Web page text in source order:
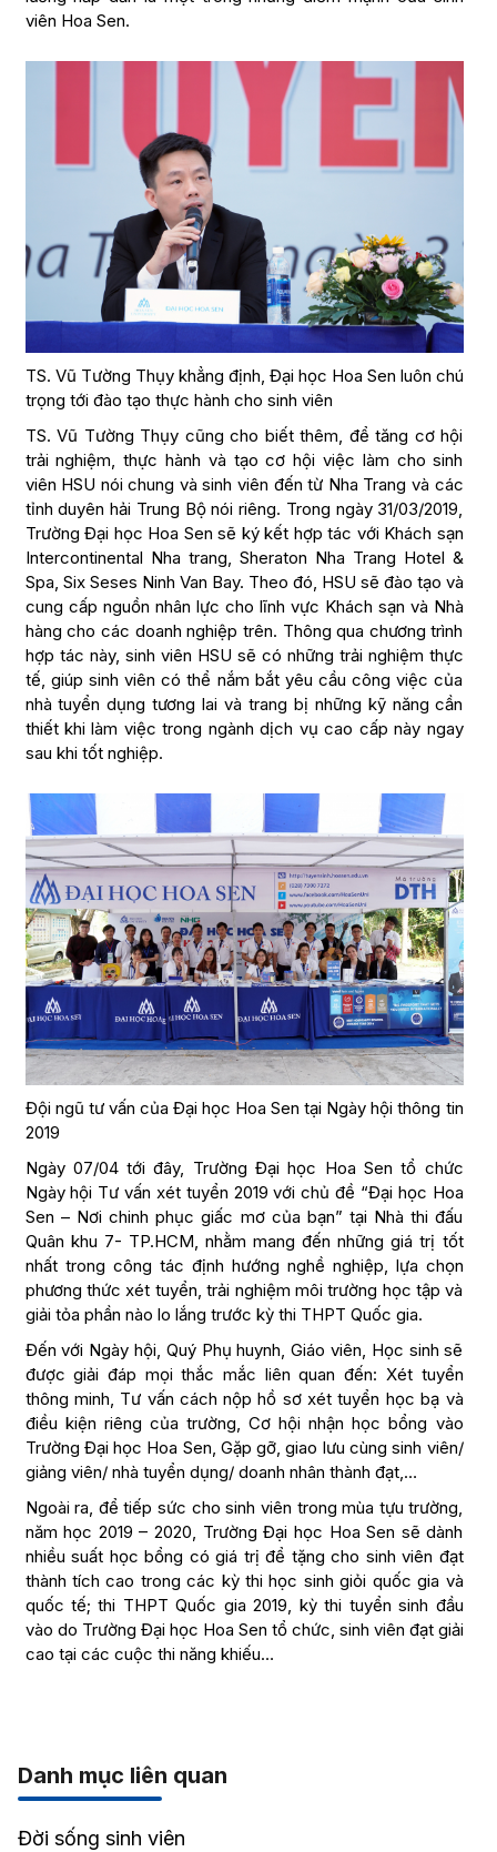
viên Hoa Sen.
TS. Vũ Tường Thụy khẳng định, Đại học Hoa Sen luôn chú
trọng tới đào tạo thực hành cho sinh viên
TS. Vũ Tường Thụy cũng cho biết thêm, để tăng cơ hội
trải nghiệm, thực hành và tạo cơ hội việc làm cho sinh
viên HSU nói chung và sinh viên đến từ Nha Trang và các
tỉnh duyên hải Trung Bộ nói riêng. Trong ngày 31/03/2019,
Trường Đại học Hoa Sen sẽ ký kết hợp tác với Khách sạn
Intercontinental Nha trang, Sheraton Nha Trang Hotel &
Spa, Six Seses Ninh Van Bay. Theo đó, HSU sẽ đào tạo và
cung cấp nguồn nhân lực cho lĩnh vực Khách sạn và Nhà
hàng cho các doanh nghiệp trên. Thông qua chương trình
hợp tác này, sinh viên HSU sẽ có những trải nghiệm thực
tế, giúp sinh viên có thể nắm bắt yêu cầu công việc của
nhà tuyển dụng tương lai và trang bị những kỹ năng cần
thiết khi làm việc trong ngành dịch vụ cao cấp này ngay
sau khi tốt nghiệp.
Đội ngũ tư vấn của Đại học Hoa Sen tại Ngày hội thông tin
2019
Ngày 07/04 tới đây, Trường Đại học Hoa Sen tổ chức
Ngày hội Tư vấn xét tuyển 2019 với chủ đề “Đại học Hoa
Sen – Nơi chinh phục giấc mơ của bạn” tại Nhà thi đấu
Quân khu 7- TP.HCM, nhằm mang đến những giá trị tốt
nhất trong công tác định hướng nghề nghiệp, lựa chọn
phương thức xét tuyển, trải nghiệm môi trường học tập và
giải tỏa phần nào lo lắng trước kỳ thi THPT Quốc gia.
Đến với Ngày hội, Quý Phụ huynh, Giáo viên, Học sinh sẽ
được giải đáp mọi thắc mắc liên quan đến: Xét tuyển
thông minh, Tư vấn cách nộp hồ sơ xét tuyển học bạ và
điều kiện riêng của trường, Cơ hội nhận học bổng vào
Trường Đại học Hoa Sen, Gặp gỡ, giao lưu cùng sinh viên/
giảng viên/ nhà tuyển dụng/ doanh nhân thành đạt,…
Ngoài ra, để tiếp sức cho sinh viên trong mùa tựu trường,
năm học 2019 – 2020, Trường Đại học Hoa Sen sẽ dành
nhiều suất học bổng có giá trị để tặng cho sinh viên đạt
thành tích cao trong các kỳ thi học sinh giỏi quốc gia và
quốc tế; thi THPT Quốc gia 2019, kỳ thi tuyển sinh đầu
vào do Trường Đại học Hoa Sen tổ chức, sinh viên đạt giải
cao tại các cuộc thi năng khiếu…
Danh mục liên quan
Đời sống sinh viên